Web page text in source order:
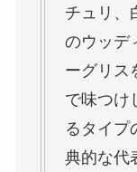
チュリ、
のウッデ
ーグリス
で味つけ
るタイプ
典的な代